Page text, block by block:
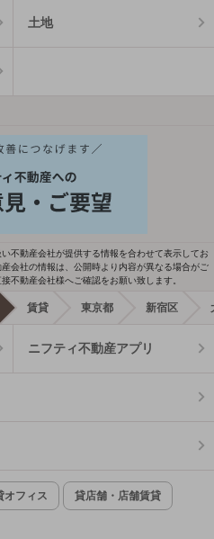
土地
不動産会社が提供する情報を合わせて表示してお
会社の情報は、公開時より内容が異なる場合がご
不動産会社様へご確認をお願い致します。
賃貸 東京都 新宿区
ニフティ不動産アプリ
オフィス 貸店舗・店舗賃貸